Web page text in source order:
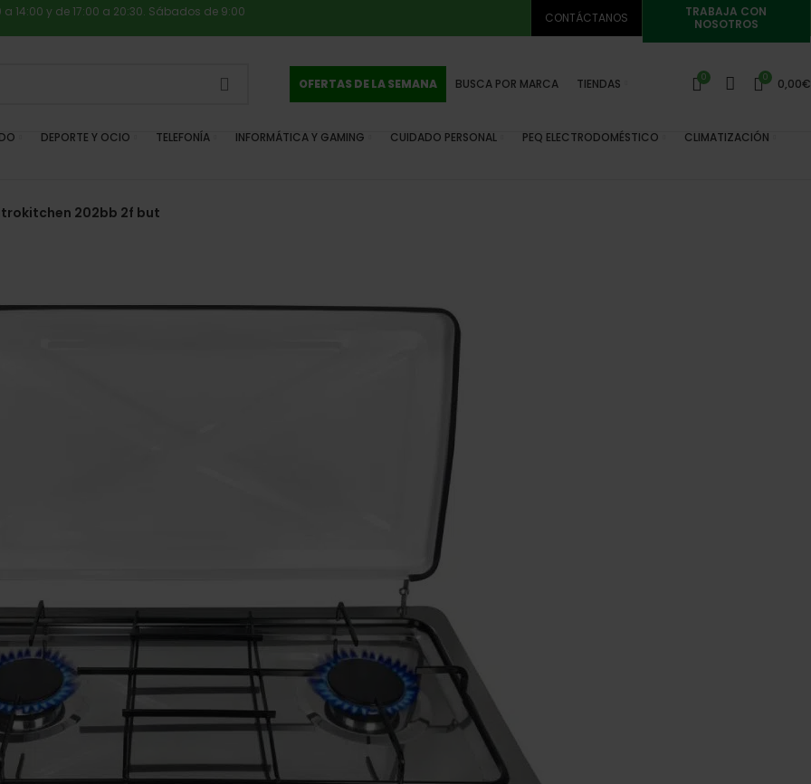
a 14:00 y de 17:00 a 20:30. Sábados de 9:00
CONTÁCTANOS
TRABAJA CON
NOSOTROS
OFERTAS DE LA SEMANA BUSCA POR MARCA TIENDAS 0 0 0,00€
DEPORTE Y OCIO TELEFONÍA INFORMÁTICA Y GAMING CUIDADO PERSONAL PEQ ELECTRODOMÉSTICO CLIMATIZACIÓN
202bb 2f but